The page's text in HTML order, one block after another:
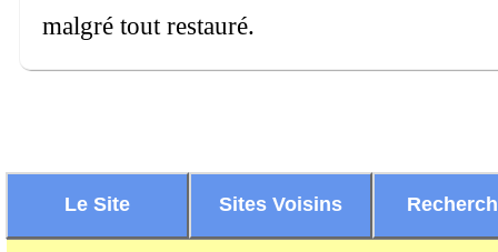
malgré tout restauré.
Le Site Sites Voisins